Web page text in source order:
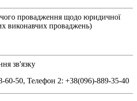
провадження щодо юридичної
виконавчих проваджень)
зв'язку
60-50, Телефон 2: +38(096)-889-35-40